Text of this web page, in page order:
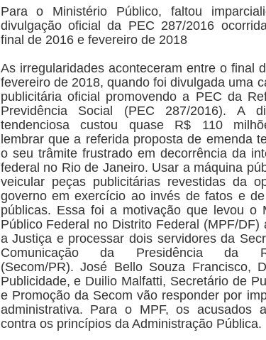
Para o Ministério Público, faltou
divulgação oficial da PEC 287/2016
final de 2016 e fevereiro de 2018
As irregularidades aconteceram entre o final
fevereiro de 2018, quando foi divulgada uma
publicitária oficial promovendo a PEC da
Previdência Social (PEC 287/2016). A
tendenciosa custou quase R$ 110
lembrar que a referida proposta de emenda
o seu trâmite frustrado em decorrência da
federal no Rio de Janeiro. Usar a máquina
veicular peças publicitárias revestidas da
governo em exercício ao invés de fatos e
públicas. Essa foi a motivação que levou o
Público Federal no Distrito Federal (MPF/DF)
a Justiça e processar dois servidores da
Comunicação da Presidência da
(Secom/PR). José Bello Souza Francisco,
Publicidade, e Duilio Malfatti, Secretário de
e Promoção da Secom vão responder por
administrativa. Para o MPF, os acusados
contra os princípios da Administração Pública.